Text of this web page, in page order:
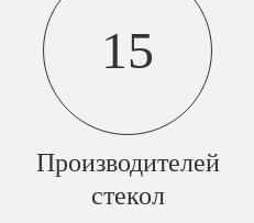
15
Производителей
стекол